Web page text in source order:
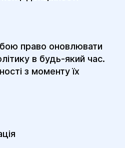
право оновлювати
в будь-який час.
з моменту їх